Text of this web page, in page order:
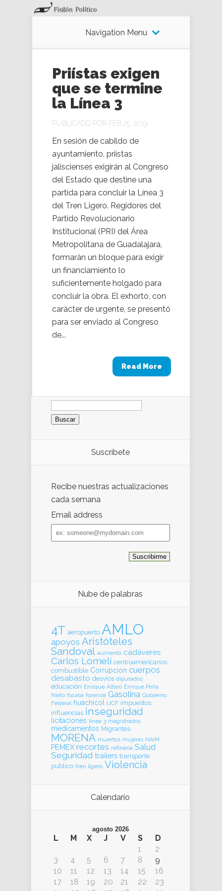
Navigation Menu
Priístas exigen
que se termine
la Línea 3
PUBLICADO POR FEB 25, 2019
En sesión de cabildo de
ayuntamiento, priístas
jaliscienses exigirán al Congreso
del Estado que destine una
partida para concluir la Línea 3
del Tren Ligero. Regidores del
Partido Revolucionario
Institucional (PRI) del Área
Metropolitana de Guadalajara,
formarán un bloque para exigir
un financiamiento lo
suficientemente holgado para
concluir la obra. El exhorto, con
carácter de urgente, se presentó
para ser enviado al Congreso
de...
Read More
Buscar:
Suscríbete
Recibe nuestras actualizaciones
cada semana
Email address
Email
address
Nube de palabras
4T aeropuerto AMLO
apoyos Aristóteles
Sandoval aumento cadáveres
Carlos Lomelí centroamericanos
combustible Corrupcion cuerpos
desabasto desvíos diputados
educación Enrique Alfaro Enrique Peña
Nieto fiscalia forense Gasolina Gobierno
Federal huachicol IJCF impuestos
influencias inseguridad
licitaciones línea 3 magistrados
medicamentos Migrantes
MORENA muertos mujeres NAIM
PEMEX recortes refinería Salud
Seguridad trailers transporte
publico tren ligero Violencia
Calendario
agosto 2026
L M X J V S
D
1
2
3
4 5 6 7 8
9
10
11 12 13 14 15
16
17
18 19 20 21 22
23